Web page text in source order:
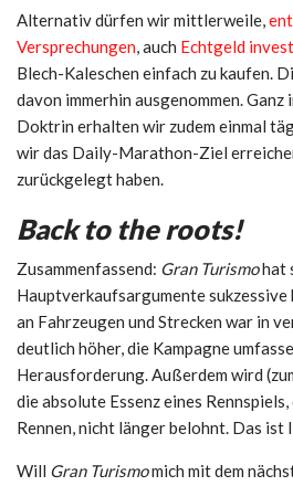
Alternativ dürfen wir mittlerweile,
Versprechungen, auch Echtgeld
Blech-Kaleschen einfach zu kaufen.
davon immerhin ausgenommen.
Doktrin erhalten wir zudem einmal
wir das Daily-Marathon-Ziel
zurückgelegt haben.
Back to the roots!
Zusammenfassend: Gran Turismohat
Hauptverkaufsargumente
an Fahrzeugen und Strecken war in
deutlich höher, die Kampagne
Herausforderung. Außerdem wird
die absolute Essenz eines
Rennen, nicht länger belohnt. Das ist
Will Gran Turismomich mit dem